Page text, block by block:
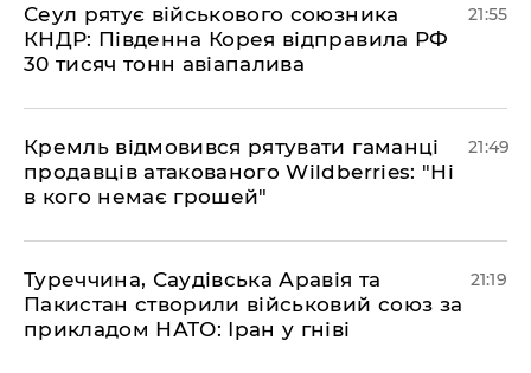
​Сеул рятує військового союзника
КНДР: Південна Корея відправила РФ
30 тисяч тонн авіапалива
21:55
​Кремль відмовився рятувати гаманці
продавців атакованого Wildberries: "Ні
в кого немає грошей"
21:49
​Туреччина, Саудівська Аравія та
Пакистан створили військовий союз за
прикладом НАТО: Іран у гніві
21:19